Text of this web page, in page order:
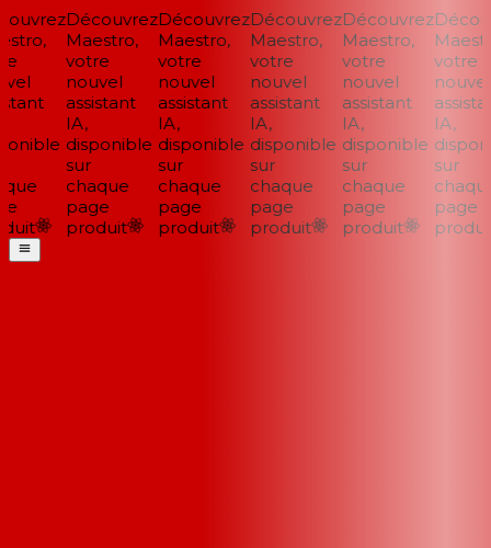
Découvrez
Maestro,
votre
nouvel
assistant
IA,
disponible
sur
chaque
page
produit
Découvrez
Maestro,
votre
nouvel
assistant
IA,
disponible
sur
chaque
page
produit
Découvrez
Maestro,
votre
nouvel
assistant
IA,
disponible
sur
chaque
page
produit
Découvrez
Maestro,
votre
nouvel
assistant
IA,
disponible
sur
chaque
page
produit
votre
nouvel
IA,
sur
chaque
page
produit